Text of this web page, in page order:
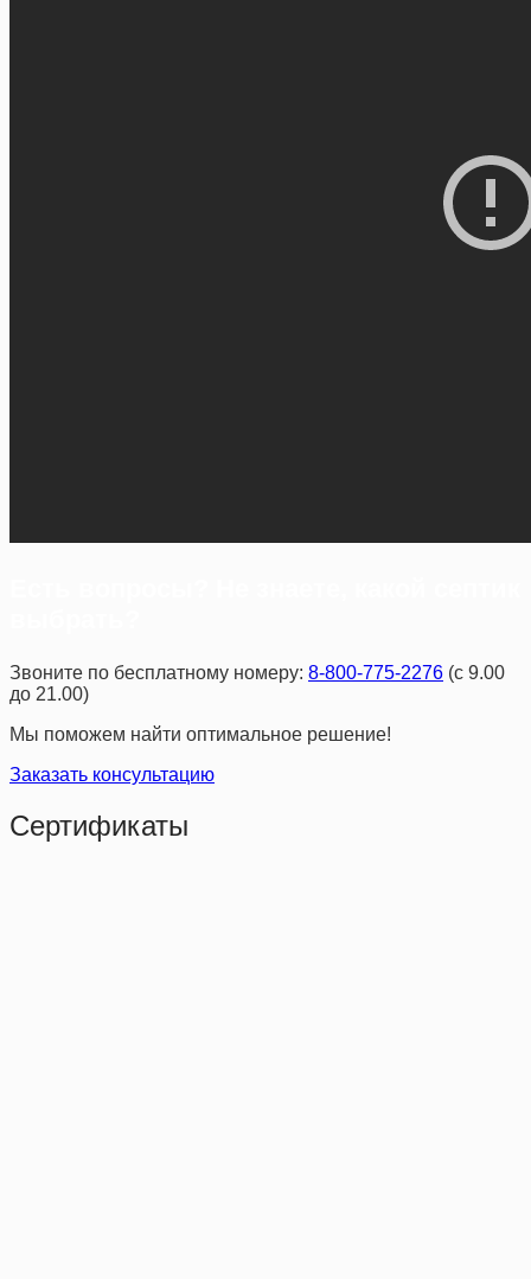
Звоните по бесплатному номеру: 8-800-775-2276 (с 9.00
до 21.00)
Мы поможем найти оптимальное решение!
Заказать консультацию
Сертификаты